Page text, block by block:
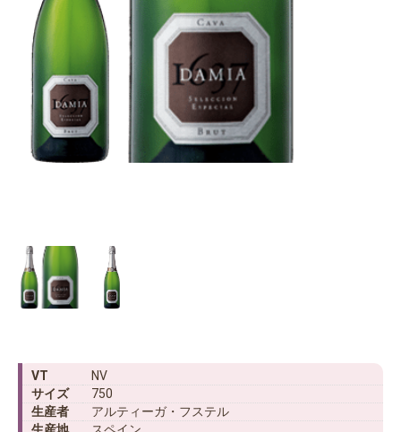
VT
NV
サイズ
750
生産者
アルティーガ・フステル